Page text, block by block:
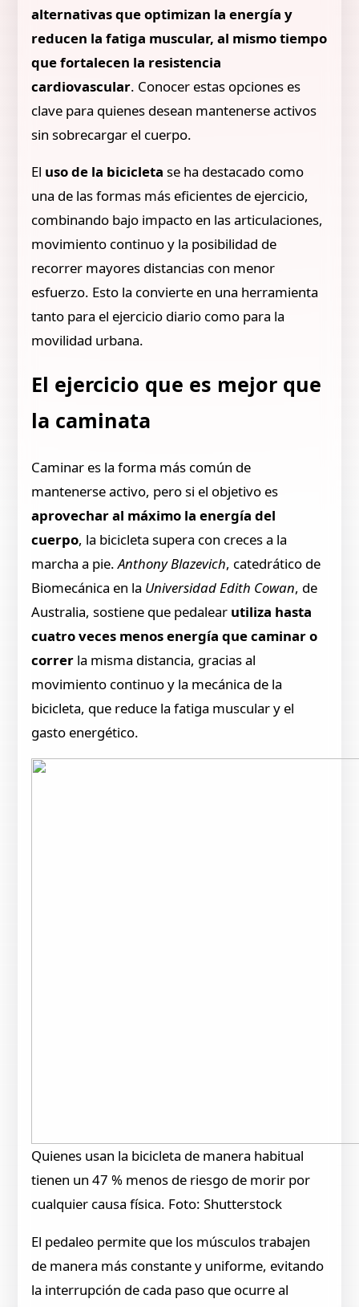
alternativas que optimizan la energía y
reducen la fatiga muscular, al mismo tiempo
que fortalecen la resistencia
cardiovascular. Conocer estas opciones es
clave para quienes desean mantenerse activos
sin sobrecargar el cuerpo.
El uso de la bicicleta se ha destacado como
una de las formas más eficientes de ejercicio,
combinando bajo impacto en las articulaciones,
movimiento continuo y la posibilidad de
recorrer mayores distancias con menor
esfuerzo. Esto la convierte en una herramienta
tanto para el ejercicio diario como para la
movilidad urbana.
El ejercicio que es mejor que
la caminata
Caminar es la forma más común de
mantenerse activo, pero si el objetivo es
aprovechar al máximo la energía del
cuerpo, la bicicleta supera con creces a la
marcha a pie.Anthony Blazevich, catedrático de
Biomecánica en la Universidad Edith Cowan, de
Australia, sostiene que pedalear utiliza hasta
cuatro veces menos energía que caminar o
correr la misma distancia, gracias al
movimiento continuo y la mecánica de la
bicicleta, que reduce la fatiga muscular y el
gasto energético.
Quienes usan la bicicleta de manera habitual
tienen un 47 % menos de riesgo de morir por
cualquier causa física. Foto: Shutterstock
El pedaleo permite que los músculos trabajen
de manera más constante y uniforme, evitando
la interrupción de cada paso que ocurre al